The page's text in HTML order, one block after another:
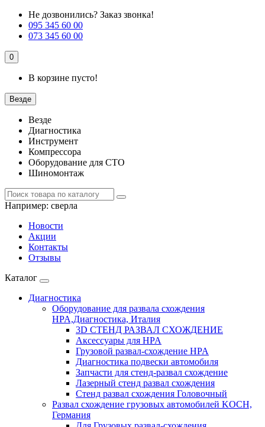
Не дозвонились? Заказ звонка!
095 345 60 00
073 345 60 00
0
В корзине пусто!
Везде
Везде
Диагностика
Инструмент
Компрессора
Оборудование для СТО
Шиномонтаж
Например: сверла
Новости
Акции
Контакты
Отзывы
Каталог
Диагностика
Оборудование для развала схождения
HPA,Диагностика, Италия
3D СТЕНД РАЗВАЛ СХОЖДЕНИЕ
Аксессуары для HPA
Грузовой развал-схождение HPA
Диагностика подвески автомобиля
Запчасти для стенд-развал схождение
Лазерный стенд развал схождения
Стенд развал схождения Головочный
Развал схождение грузовых автомобилей KOCH,
Германия